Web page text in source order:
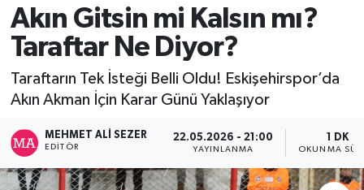
Akın Gitsin mi Kalsın mı?
Taraftar Ne Diyor?
Taraftarın Tek İsteği Belli Oldu! Eskişehirspor’da
Akın Akman İçin Karar Günü Yaklaşıyor
MEHMET ALI SEZER
EDITÖR
22.05.2026 - 21:00
YAYINLANMA
1 DK
OKUNMA
Süper Lig Puan Durumu ve Fikstür
Tüm Manşetler